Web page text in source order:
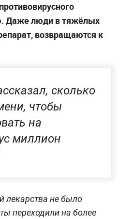
Даже люди в тяжёлых
возвращаются к
сколько
чтобы
на
миллион
лекарства не было
переходили на более